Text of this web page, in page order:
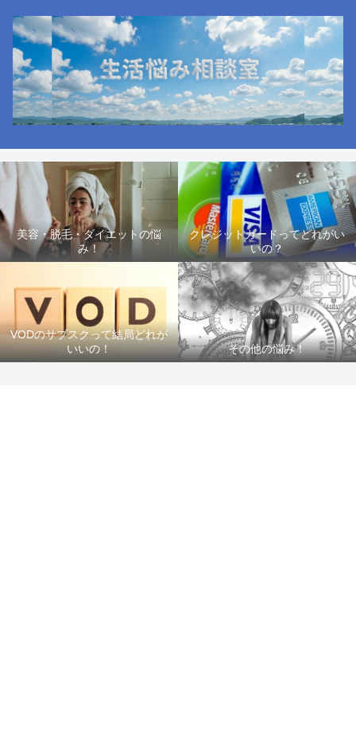
美容・脱毛・ダイエットの悩
み！
クレジットカードってどれがい
いの？
VODのサブスクって結局どれが
いいの！
その他の悩み！